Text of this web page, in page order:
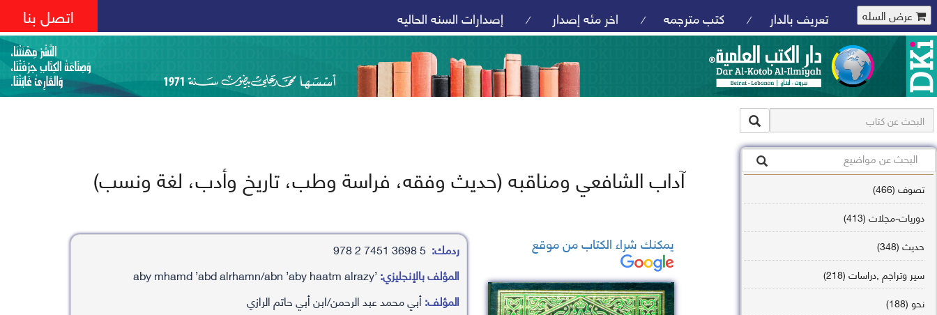
عرض السله تعريف بالدار / كتب مترجمه / اخر مئه إصدار / إصدارات السنه الحاليه اتصل بنا
تصوف (466)
دوريات-مجلات (413)
حديث (348)
سير وتراجم ,دراسات (218)
نحو (188)
آداب الشافعي ومناقبه (حديث وفقه، فراسة وطب، تاريخ وأدب، لغة ونسب)
يمكنك شراء الكتاب من موقع ردمك:
المؤلف بالإنجليزي:’aby mhamd ’abd alrhamn/abn ’aby haatm alrazy
المؤلف:أبي محمد عبد الرحمن/ابن أبي حاتم الرازي